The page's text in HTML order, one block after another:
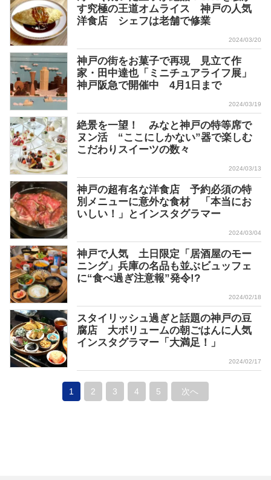
す究極の王道オムライス 神戸の人気
洋食店 シェフは老舗で修業
2024/03/20
神戸の街をお菓子で再現 見立て作
家・田中達也「ミニチュアライフ展」
神戸阪急で開催中 4月1日まで
2024/03/19
絶景を一望！ みなと神戸の特等席で
ヌン活 “ここにしかない”器で楽しむ
こだわりスイーツの数々
2024/03/13
神戸の超有名な洋食店 予約必須の特
別メニューに意外な食材 「本当にお
いしい！」とインスタグラマー
2024/03/04
神戸で人気 土日限定「居酒屋のモー
ニング」兵庫の名品も並ぶビュッフェ
に“食べ過ぎ注意報”発令!?
2024/02/18
スタイリッシュ過ぎと話題の神戸の豆
腐店 大ボリュームの朝ごはんに人気
インスタグラマー「大満足！」
2024/02/17
1 2 3 4 5 次へ